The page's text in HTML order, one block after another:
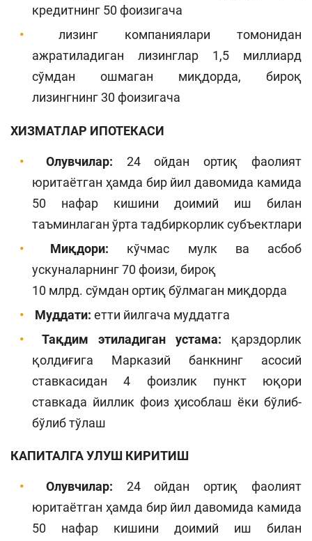
кредитнинг 50 фоизигача
лизинг компаниялари томонидан
ажратиладиган лизинглар 1,5 миллиард
сўмдан ошмаган миқдорда, бироқ
лизингнинг 30 фоизигача
ХИЗМАТЛАР ИПОТЕКАСИ
Олувчилар: 24 ойдан ортиқ фаолият
юритаётган ҳамда бир йил давомида камида
50 нафар кишини доимий иш билан
таъминлаган ўрта тадбиркорлик субъектлари
Миқдори: кўчмас мулк ва асбоб
ускуналарнинг 70 фоизи, бироқ
10 млрд. сўмдан ортиқ бўлмаган миқдорда
Муддати: етти йилгача муддатга
Тақдим этиладиган устама: қарздорлик
қолдиғига Марказий банкнинг асосий
ставкасидан 4 фоизлик пункт юқори
ставкада йиллик фоиз ҳисоблаш ёки бўлиб-
бўлиб тўлаш
КАПИТАЛГА УЛУШ КИРИТИШ
Олувчилар: 24 ойдан ортиқ фаолият
юритаётган ҳамда бир йил давомида камида
50 нафар кишини доимий иш билан